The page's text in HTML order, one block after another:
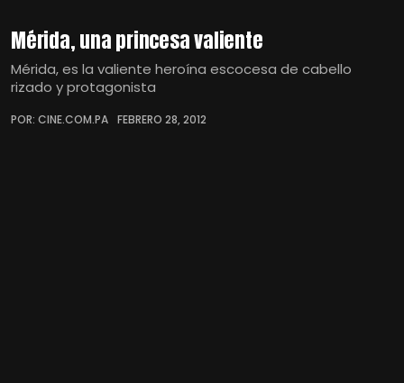
Mérida, una princesa valiente
Mérida, es la valiente heroína escocesa de cabello
rizado y protagonista
POR: CINE.COM.PA FEBRERO 28, 2012